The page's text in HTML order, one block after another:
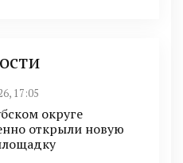
17:05
округе
открыли новую